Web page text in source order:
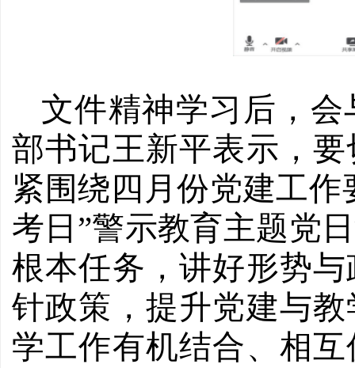
文件精神学习后，
部书记王新平表示，
紧围绕四月份党建工
考日”警示教育主题党
根本任务，讲好形势
针政策，提升党建与
学工作有机结合、相